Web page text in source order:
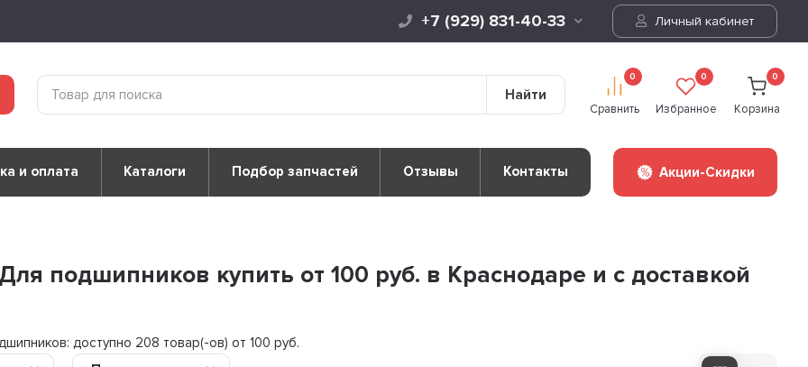
+7 (929) 831-40-33 Личный кабинет
Найти
0
Сравнить
0
Избранное
0
Корзина
и оплата Каталоги Подбор запчастей Отзывы Контакты Акции-Скидки
подшипников купить от 100 руб. в Краснодаре и с доставкой
доступно 208 товар(-ов) от 100 руб.